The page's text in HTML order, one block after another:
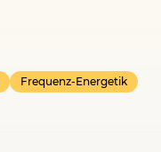
Frequenz-Energetik